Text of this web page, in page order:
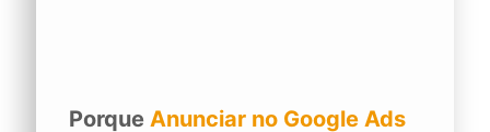
Porque Anunciar no Google Ads